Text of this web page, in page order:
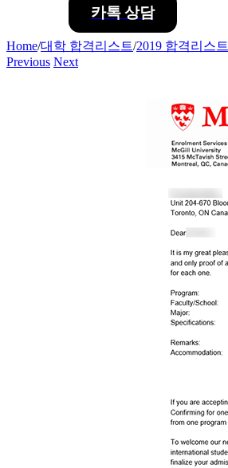
카톡 상담
Home/대학 합격리스트/2019 합격리스트
Previous Next